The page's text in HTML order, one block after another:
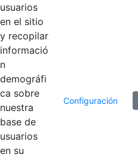
Título
Documentos
_INVITACIÓN
usuarios
en el sitio
y recopilar
informació
n
demográfi
ca sobre
nuestra
base de
usuarios
en su
Configuración